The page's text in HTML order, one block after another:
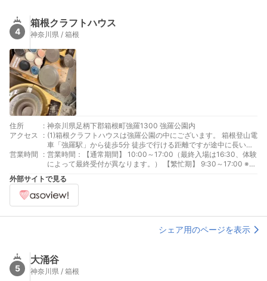
4
箱根クラフトハウス
神奈川県 / 箱根
住所 : 神奈川県足柄下郡箱根町強羅1300 強羅公園内
アクセス
: (1)箱根クラフトハウスは強羅公園の中にございます。 箱根登山電
車「強羅駅」から徒歩5分 徒歩で行ける距離ですが途中に長い坂
道がございます。 お時間はすこし余裕を持って頂く事をおススメ
します。 (2)箱根登山ケーブルカー「公園下駅」から正門まで徒
歩1分 (3)強羅公園は山の斜面にある公園です。園内は急な勾配の
坂道や階段がございます。 ベビーカー・車椅子でのご移動にご不
便をお掛けします、予めご了承下さい。 （安全面を考慮し、スタ
営業時間 : 営業時間：【通常期間】 10:00～17:00（最終入場は16:30、体験
によって最終受付が異なります。） 【繁忙期】 9:30～17:00 ※繁
忙期のスケジュールについては、箱根クラフトハウスのHPをご確
認下さい。
外部サイトで見る
シェア用のページを表示
5
大涌谷
神奈川県 / 箱根